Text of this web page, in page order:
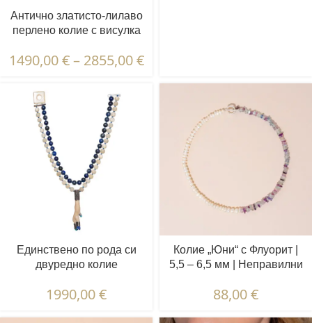
Антично златисто-лилаво
перлено колие с висулка
| Кръгли перли
1490,00€ – 2855,00€
Единствено по рода си
двуредно колие
древността" | 10,5 - 11,5
1990,00€
Колие „Юни“ с Флуорит |
5,5 – 6,5 мм | Неправилни
камъни
88,00€